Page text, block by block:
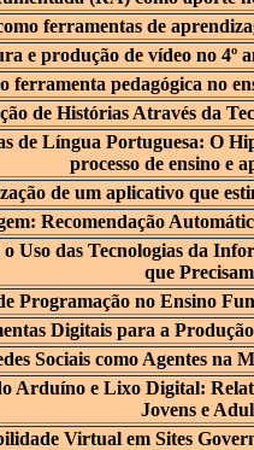
ferramentas de
e produção de vídeo no 4º
ferramenta pedagógica no
de Histórias Através da
de Língua Portuguesa: O
processo de ensino e
de um aplicativo que
Recomendação
Uso das Tecnologias da
que
Programação no Ensino
Digitais para a
Sociais como Agentes na
Arduíno e Lixo Digital:
Jovens e
Virtual em Sites